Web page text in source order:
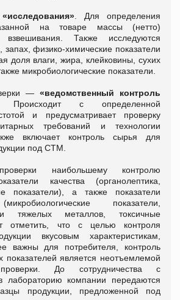
«исследования». Для определения
на товаре массы (нетто)
взвешивания. Также исследуются
запах, физико-химические показатели
доля влаги, жира, клейковины, сухих
микробиологические показатели.
— «ведомственный контроль
Происходит с определенной
и предусматривает проверку
требований и технологии
включает контроль сырья для
под СТМ.
наибольшему контролю
качества (органолептика,
показатели), а также показатели
показатели,
тяжелых металлов, токсичные
отметить, что с целью контроля
вкусовым характеристикам,
важны для потребителя, контроль
показателей является неотъемлемой
До сотрудничества с
лабораторию компании передаются
продукции, предложенной под